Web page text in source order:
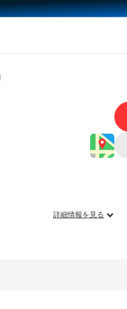
詳細情報を見る